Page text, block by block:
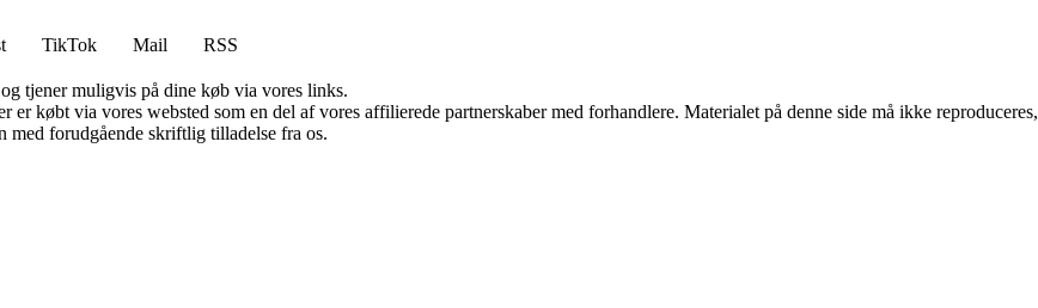
TikTok Mail
RSS
tjener muligvis på dine køb via vores links.
købt via vores websted som en del af vores affilierede partnerskaber med forhandlere. Materialet på denne side må ikke reproduceres,
med forudgående skriftlig tilladelse fra os.